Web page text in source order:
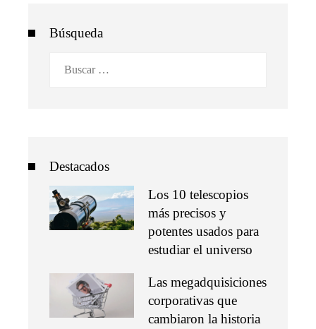
Búsqueda
Destacados
Los 10 telescopios
más precisos y
potentes usados para
estudiar el universo
Las megadquisiciones
corporativas que
cambiaron la historia